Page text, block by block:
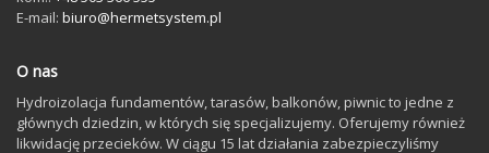
E-mail: biuro@hermetsystem.pl
O nas
Hydroizolacja fundamentów, tarasów, balkonów, piwnic to jedne z
głównych dziedzin, w których się specjalizujemy. Oferujemy również
likwidację przecieków. W ciągu 15 lat działania zabezpieczyliśmy